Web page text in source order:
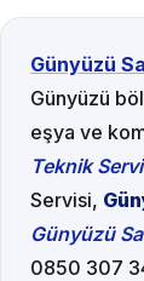
Günyüzü
Günyüzü
eşya ve
Teknik
Servisi,
Günyüzü
0850 307